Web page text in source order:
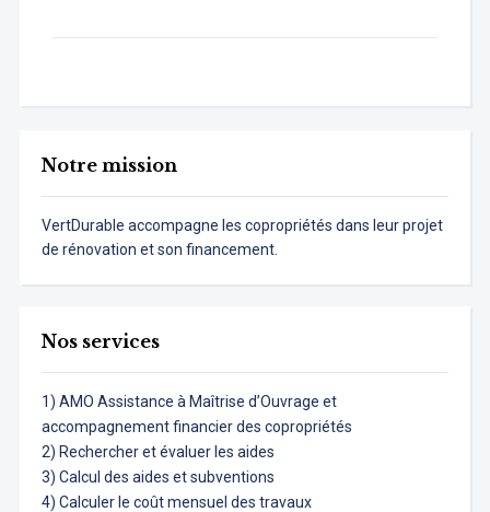
Notre mission
VertDurable accompagne les copropriétés dans leur projet
de rénovation et son financement.
Nos services
1) AMO Assistance à Maîtrise d’Ouvrage et
accompagnement financier des copropriétés
2) Rechercher et évaluer les aides
3) Calcul des aides et subventions
4) Calculer le coût mensuel des travaux